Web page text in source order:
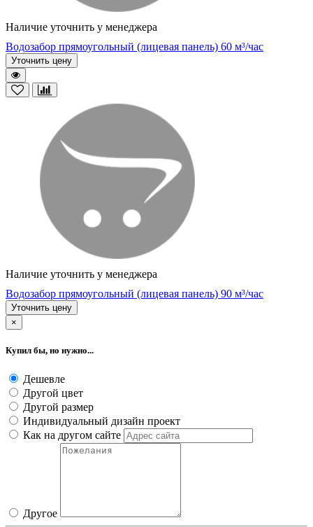
Наличие уточнить у менеджера
Водозабор прямоугольный (лицевая панель) 60 м³/час
Уточнить цену
Наличие уточнить у менеджера
Водозабор прямоугольный (лицевая панель) 90 м³/час
Уточнить цену
×
Купил бы, но нужно...
Дешевле
Другой цвет
Другой размер
Индивидуальный дизайн проект
Как на другом сайте
Другое